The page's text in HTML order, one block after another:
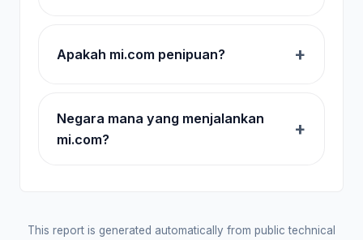
Apakah mi.com penipuan?
Negara mana yang menjalankan
mi.com?
This report is generated automatically from public technical